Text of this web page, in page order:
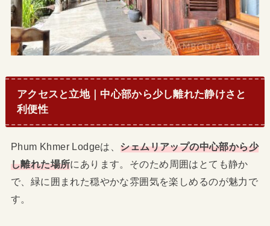
アクセスと立地｜中心部から少し離れた静けさと
利便性
Phum Khmer Lodgeは、 シェムリアップの中心部から少
し離れた場所にあります。そのため周囲はとても静か
で、緑に囲まれた穏やかな雰囲気を楽しめるのが魅力で
す。